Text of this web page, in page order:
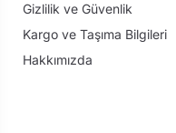
Gizlilik ve Güvenlik
Kargo ve Taşıma Bilgileri
Hakkımızda